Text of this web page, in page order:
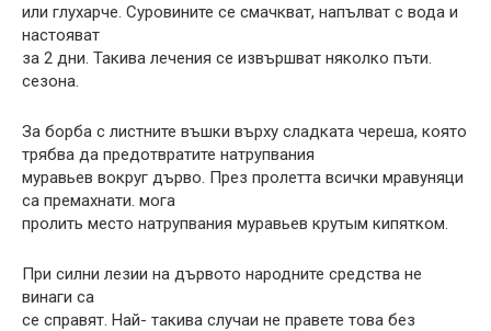
или глухарче. Суровините се смачкват, напълват с вода и
настояват
за 2 дни. Такива лечения се извършват няколко пъти.
сезона.
За борба с листните въшки върху сладката череша, която
трябва да предотвратите натрупвания
муравьев вокруг дърво. През пролетта всички мравуняци
са премахнати. мога
пролить место натрупвания муравьев крутым кипятком.
При силни лезии на дървото народните средства не
винаги са
се справят. Най- такива случаи не правете това без